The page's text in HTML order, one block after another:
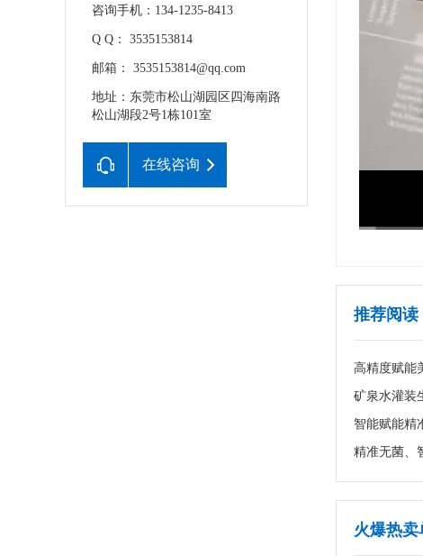
咨询手机：134-1235-8413
Q Q： 3535153814
邮箱： 3535153814@qq.com
地址：东莞市松山湖园区四海南路
松山湖段2号1栋101室
在线咨询
推荐阅读
高精度赋能
火爆热卖